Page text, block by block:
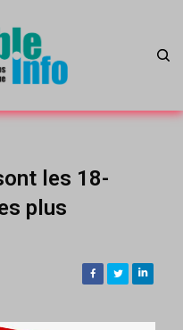
les 18-
plus